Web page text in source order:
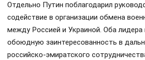
Отдельно Путин поблагодарил
содействие в организации обмена
между Россией и Украиной. Оба лидера
обоюдную заинтересованность в
российско-эмиратского